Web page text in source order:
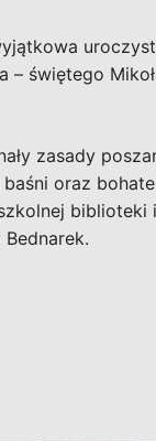
– świętego
zasady
oraz